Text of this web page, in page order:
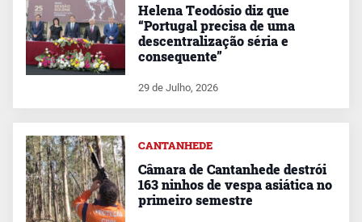
Helena Teodósio diz que
“Portugal precisa de uma
descentralização séria e
consequente”
29 de Julho, 2026
CANTANHEDE
Câmara de Cantanhede destrói
163 ninhos de vespa asiática no
primeiro semestre